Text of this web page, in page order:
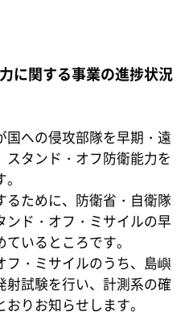
に関する事業の進捗状況
への侵攻部隊を早期・遠
タンド・オフ防衛能力を
ために、防衛省・自衛隊
ンド・オフ・ミサイルの早
いるところです。
・ミサイルのうち、島嶼
射試験を行い、計測系の確
りお知らせします。